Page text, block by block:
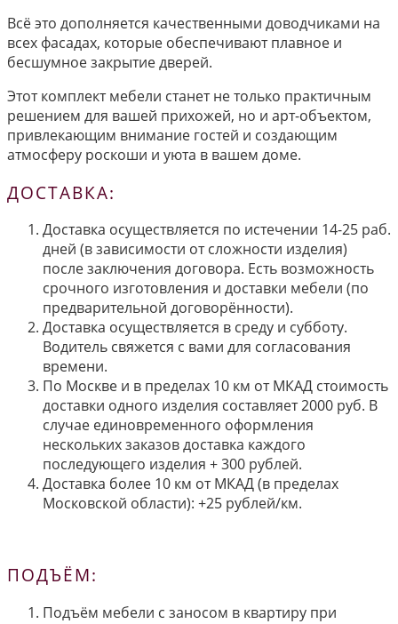
Всё это дополняется качественными доводчиками на
всех фасадах, которые обеспечивают плавное и
бесшумное закрытие дверей.
Этот комплект мебели станет не только практичным
решением для вашей прихожей, но и арт-объектом,
привлекающим внимание гостей и создающим
атмосферу роскоши и уюта в вашем доме.
ДОСТАВКА:
Доставка осуществляется по истечении 14-25 раб.
дней (в зависимости от сложности изделия)
после заключения договора. Есть возможность
срочного изготовления и доставки мебели (по
предварительной договорённости).
Доставка осуществляется в среду и субботу.
Водитель свяжется с вами для согласования
времени.
По Москве и в пределах 10 км от МКАД стоимость
доставки одного изделия составляет 2000 руб. В
случае единовременного оформления
нескольких заказов доставка каждого
последующего изделия + 300 рублей.
Доставка более 10 км от МКАД (в пределах
Московской области): +25 рублей/км.
ПОДЪЁМ:
Подъём мебели с заносом в квартиру при